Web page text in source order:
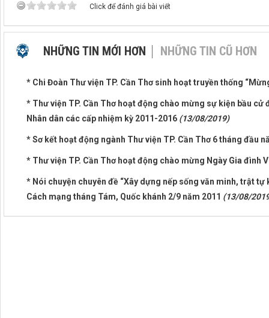
Click để đánh giá bài viết
NHỮNG TIN MỚI HƠN NHỮNG TIN CŨ HƠN
* Chi Đoàn Thư viện TP. Cần Thơ sinh hoạt truyền thống
* Thư viện TP. Cần Thơ hoạt động chào mừng sự kiện bầu cử
Nhân dân các cấp nhiệm kỳ 2011-2016 (13/08/2019)
* Sơ kết hoạt động ngành Thư viện TP. Cần Thơ 6 tháng đầu
* Thư viện TP. Cần Thơ hoạt động chào mừng Ngày Gia đình
* Nói chuyện chuyên đề “Xây dựng nếp sống văn minh, trật
Cách mạng tháng Tám, Quốc khánh 2/9 năm 2011 (13/08/